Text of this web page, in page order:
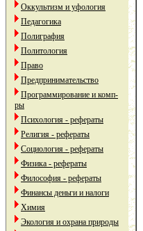
Оккультизм и уфология
Педагогика
Полиграфия
Политология
Право
Предпринимательство
Программирование и комп-
ры
Психология - рефераты
Религия - рефераты
Социология - рефераты
Физика - рефераты
Философия - рефераты
Финансы деньги и налоги
Химия
Экология и охрана природы